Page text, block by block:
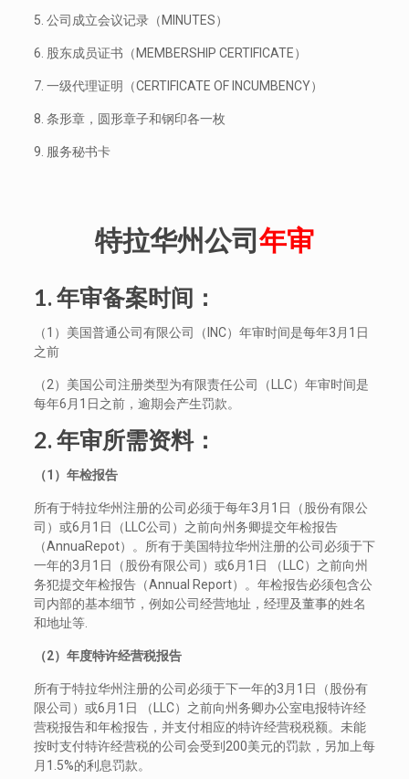
5. 公司成立会议记录（MINUTES）
6. 股东成员证书（MEMBERSHIP CERTIFICATE）
7. 一级代理证明（CERTIFICATE OF INCUMBENCY）
8. 条形章，圆形章子和钢印各一枚
9. 服务秘书卡
特拉华州公司年审
1. 年审备案时间：
（1）美国普通公司有限公司（INC）年审时间是每年3月1日
之前
（2）美国公司注册类型为有限责任公司（LLC）年审时间是
每年6月1日之前，逾期会产生罚款。
2. 年审所需资料：
（1 ）年检报告
所有于特拉华州注册的公司必须于每年3月1日（股份有限公
司）或6月1日（LLC公司）之前向州务卿提交年检报告
（AnnuaRepot）。所有于美国特拉华州注册的公司必须于下
一年的3月1日（股份有限公司）或6月1日 （LLC）之前向州
务犯提交年检报告（Annual Report）。年检报告必须包含公
司内部的基本细节，例如公司经营地址，经理及董事的姓名
和地址等.
（2）年度特许经营税报告
所有于特拉华州注册的公司必须于下一年的3月1日（股份有
限公司）或6月1日 （LLC）之前向州务卿办公室电报特许经
营税报告和年检报告，并支付相应的特许经营税税额。未能
按时支付特许经营税的公司会受到200美元的罚款，另加上每
月1.5%的利息罚款。